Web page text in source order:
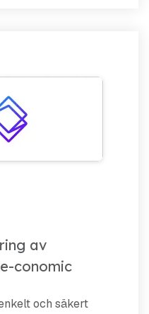
av
conomic
och säkert